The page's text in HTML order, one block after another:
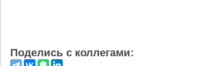
Поделись с коллегами: